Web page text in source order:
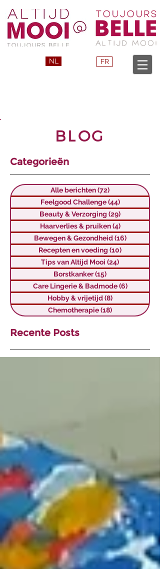
NL FR
BLOG
Alle berichten(72)
Feelgood Challenge (44)44 posts
Beauty & Verzorging (29)
Haarverlies & pruiken (4)4 posts
Bewegen & Gezondheid (16)16 posts
Recepten en voeding (10)
Tips van Altijd Mooi (24)
Borstkanker(15)
Care Lingerie & Badmode (6)6 posts
Hobby & vrijetijd(8)
Chemotherapie(18)
Recente Posts
Categorieën